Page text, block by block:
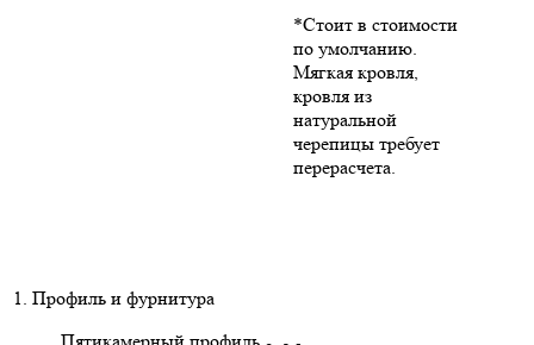
*Стоит в стоимости
по умолчанию.
Мягкая кровля,
кровля из
натуральной
черепицы требует
перерасчета.
1. Профиль и фурнитура